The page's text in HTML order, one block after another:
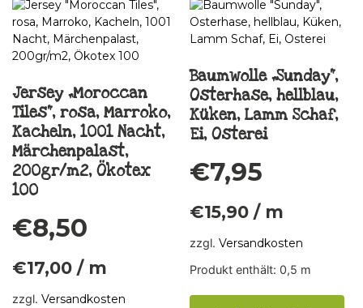
Jersey „Moroccan
Tiles“, rosa, Marroko,
Kacheln, 1001 Nacht,
Märchenpalast,
200gr/m2, Ökotex
100
€8,50
€17,00 / m
zzgl. Versandkosten
Baumwolle „Sunday“,
Osterhase, hellblau,
Küken, Lamm Schaf,
Ei, Osterei
€7,95
€15,90 / m
zzgl. Versandkosten
Produkt enthält: 0,5 m